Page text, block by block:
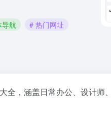
航
# 热门网址
全，涵盖日常办公、设计